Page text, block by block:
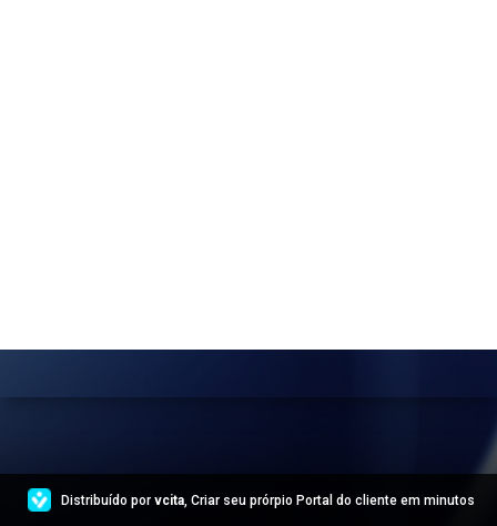
Distribuído por vcita , Criar seu prórpio Portal do cliente em minutos